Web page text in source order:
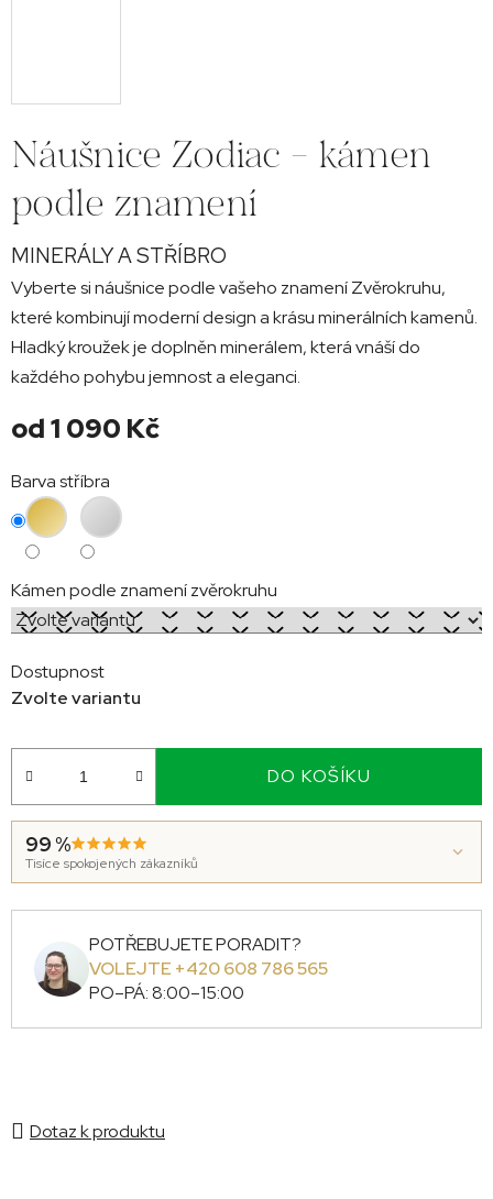
MINERÁLY A STŘÍBRO
Vyberte si náušnice podle vašeho znamení Zvěrokruhu,
které kombinují moderní design a krásu minerálních kamenů.
Hladký kroužek je doplněn minerálem, která vnáší do
každého pohybu jemnost a eleganci.
od1 090 Kč
cena:
Barva stříbra
Kámen podle znamení zvěrokruhu
Dostupnost
Zvolte variantu
DO KOŠÍKU
99 %
Tisíce spokojených zákazníků
POTŘEBUJETE PORADIT?
VOLEJTE +420 608 786 565
PO–PÁ: 8:00–15:00
Náušnice Zodiac - kámen
podle znamení
Dotaz k produktu